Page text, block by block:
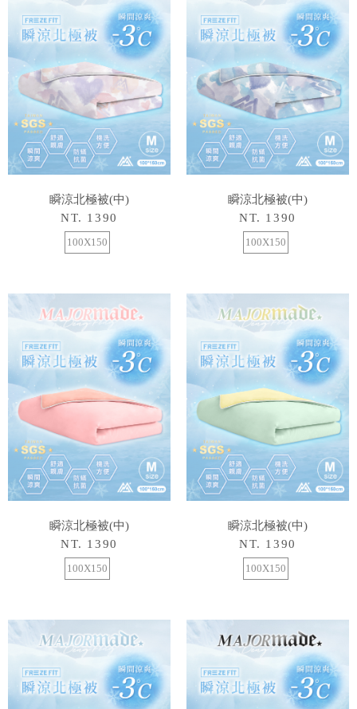
瞬涼北極被(中)
NT. 1390
100X150
瞬涼北極被(中)
NT. 1390
100X150
瞬涼北極被(中)
NT. 1390
100X150
瞬涼北極被(中)
NT. 1390
100X150